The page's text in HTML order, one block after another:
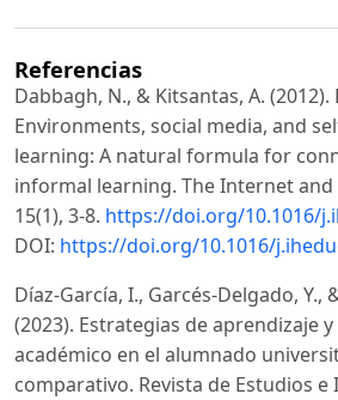
Referencias
Dabbagh, N., & Kitsantas, A.
Environments, social media, and
learning: A natural formula for
informal learning. The Internet
15(1), 3-8. https://doi.org/10.1016/
DOI: https://doi.org/10.1016/
Díaz-García, I., Garcés-Delgado, Y.,
(2023). Estrategias de aprendizaje
académico en el alumnado
comparativo. Revista de Estudios e